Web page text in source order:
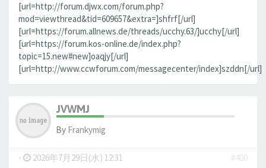
[url=http://forum.djwx.com/forum.php?
mod=viewthread&tid=609657&extra=]shfrf[/url]
[url=https://forum.allnews.de/threads/ucchy.63/]ucchy[/url]
[url=https://forum.kos-online.de/index.php?
topic=15.new#new]oaqjy[/url]
[url=http://www.ccwforum.com/messagecenter/index]szddn[/url]
JVWMJ
By Frankymig
- 2026年7月29日(水) 12:31
#400